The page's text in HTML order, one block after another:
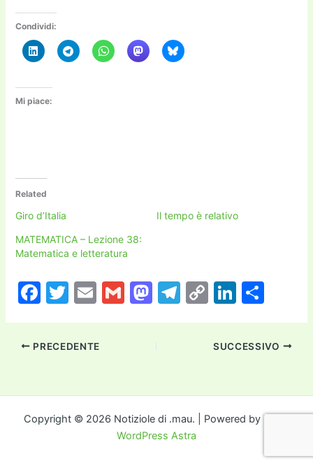
Condividi:
Mi piace:
Related
Giro d’Italia
Il tempo è relativo
MATEMATICA – Lezione 38:
Matematica e letteratura
F
c
e
o
o
T
itt
er
E
ai
l
G
M
o
n
T
m
C
p
y
n
k
Li
k
e
n
n
di
di
PRECEDENTE SUCCESSIVO
Copyright © 2026 Notiziole di .mau. | Powered by Tema
WordPress Astra